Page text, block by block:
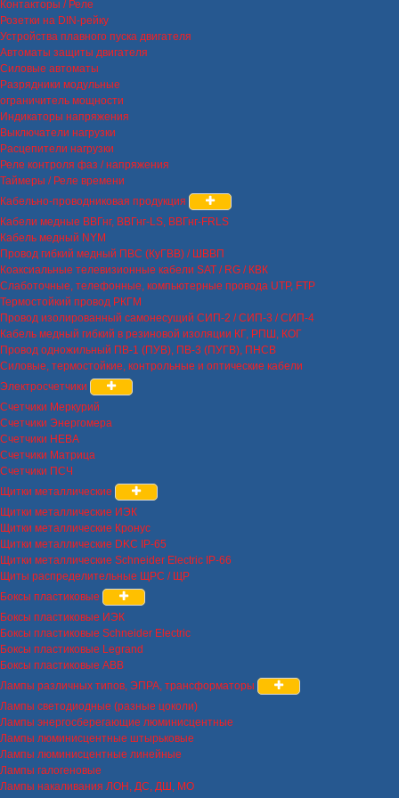
Контакторы / Реле
Розетки на DIN-рейку
Устройства плавного пуска двигателя
Автоматы защиты двигателя
Силовые автоматы
Разрядники модульные
ограничитель мощности
Индикаторы напряжения
Выключатели нагрузки
Расцепители нагрузки
Реле контроля фаз / напряжения
Таймеры / Реле времени
Кабельно-проводниковая продукция
Кабели медные ВВГнг, ВВГнг-LS, ВВГнг-FRLS
Кабель медный NYM
Провод гибкий медный ПВС (КуГВВ) / ШВВП
Коаксиальные телевизионные кабели SAT / RG / КВК
Слаботочные, телефонные, компьютерные провода UTP, FTP
Термостойкий провод РКГМ
Провод изолированный самонесущий СИП-2 / СИП-3 / СИП-4
Кабель медный гибкий в резиновой изоляции КГ, РПШ, КОГ
Провод одножильный ПВ-1 (ПУВ), ПВ-3 (ПУГВ), ПНСВ
Силовые, термостойкие, контрольные и оптические кабели
Электросчетчики
Счетчики Меркурий
Счетчики Энергомера
Счетчики НЕВА
Счетчики Матрица
Счетчики ПСЧ
Щитки металлические
Щитки металлические ИЭК
Щитки металлические Кронус
Щитки металлические DKC IP-65
Щитки металлические Schneider Electric IP-66
Щиты распределительные ЩРС / ЩР
Боксы пластиковые
Боксы пластиковые ИЭК
Боксы пластиковые Schneider Electric
Боксы пластиковые Legrand
Боксы пластиковые ABB
Лампы различных типов, ЭПРА, трансформаторы
Лампы светодиодные (разные цоколи)
Лампы энергосберегающие люминисцентные
Лампы люминисцентные штырьковые
Лампы люминисцентные линейные
Лампы галогеновые
Лампы накаливания ЛОН, ДС, ДШ, МО